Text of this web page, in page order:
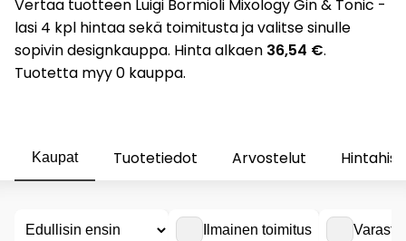
Vertaa tuotteen Luigi Bormioli Mixology Gin & Tonic -
lasi 4 kpl hintaa sekä toimitusta ja valitse sinulle
sopivin designkauppa. Hinta alkaen 36,54 €.
Tuotetta myy 0 kauppa.
Kaupat Tuotetiedot Arvostelut
Ilmainen toimitus